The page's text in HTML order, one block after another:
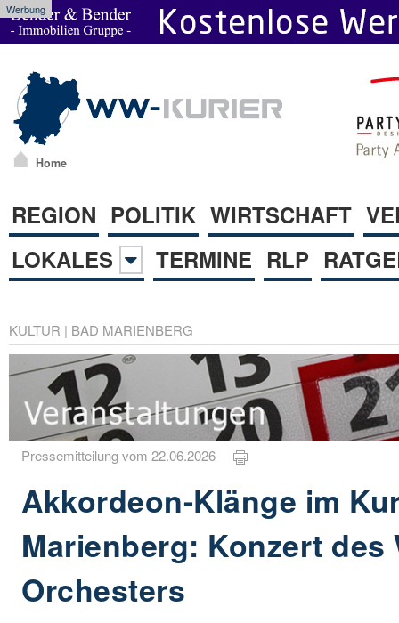
Werbung
Home
REGION POLITIK WIRTSCHAFT
LOKALES
TERMINE RLP
KULTUR | BAD MARIENBERG
Pressemitteilung vom 22.06.2026
Akkordeon-Klänge im
Marienberg: Konzert des
Orchesters